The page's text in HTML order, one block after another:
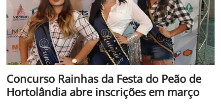
Concurso Rainhas da Festa do Peão de
Hortolândia abre inscrições em março